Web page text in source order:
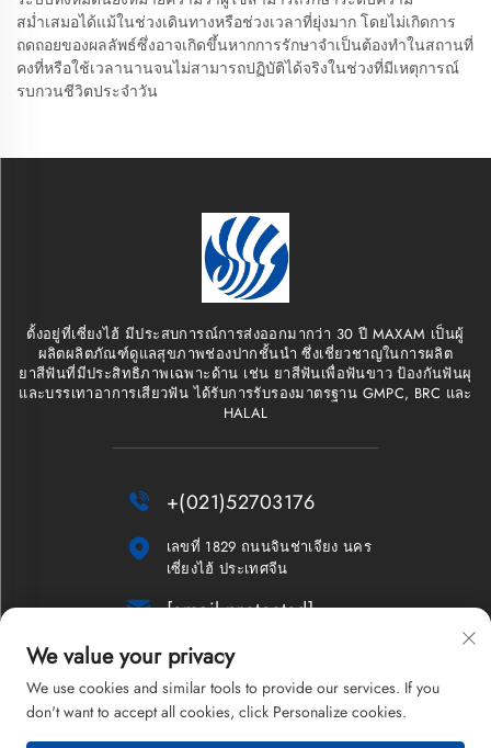
สม่ำเสมอได้แม้ในช่วงเดินทางหรือช่วงเวลาที่ยุ่งมาก โดยไม่เกิดการ
ถดถอยของผลลัพธ์ซึ่งอาจเกิดขึ้นหากการรักษาจำเป็นต้องทำในสถานที่
คงที่หรือใช้เวลานานจนไม่สามารถปฏิบัติได้จริงในช่วงที่มีเหตุการณ์
รบกวนชีวิตประจำวัน
ตั้งอยู่ที่เซี่ยงไฮ้ มีประสบการณ์การส่งออกมากว่า 30 ปี MAXAM เป็นผู้
ผลิตผลิตภัณฑ์ดูแลสุขภาพช่องปากชั้นนำ ซึ่งเชี่ยวชาญในการผลิต
ยาสีฟันที่มีประสิทธิภาพเฉพาะด้าน เช่น ยาสีฟันเพื่อฟันขาว ป้องกันฟันผุ
และบรรเทาอาการเสียวฟัน ได้รับการรับรองมาตรฐาน GMPC, BRC และ
HALAL
 +(021)52703176

เลขที่ 1829 ถนนจินช่าเจียง นคร
เซี่ยงไฮ้ ประเทศจีน
 [email protected]
จดหมายข่าว
We value your privacy
We use cookies and similar tools to provide our services. If you
don't want to accept all cookies, click Personalize cookies.